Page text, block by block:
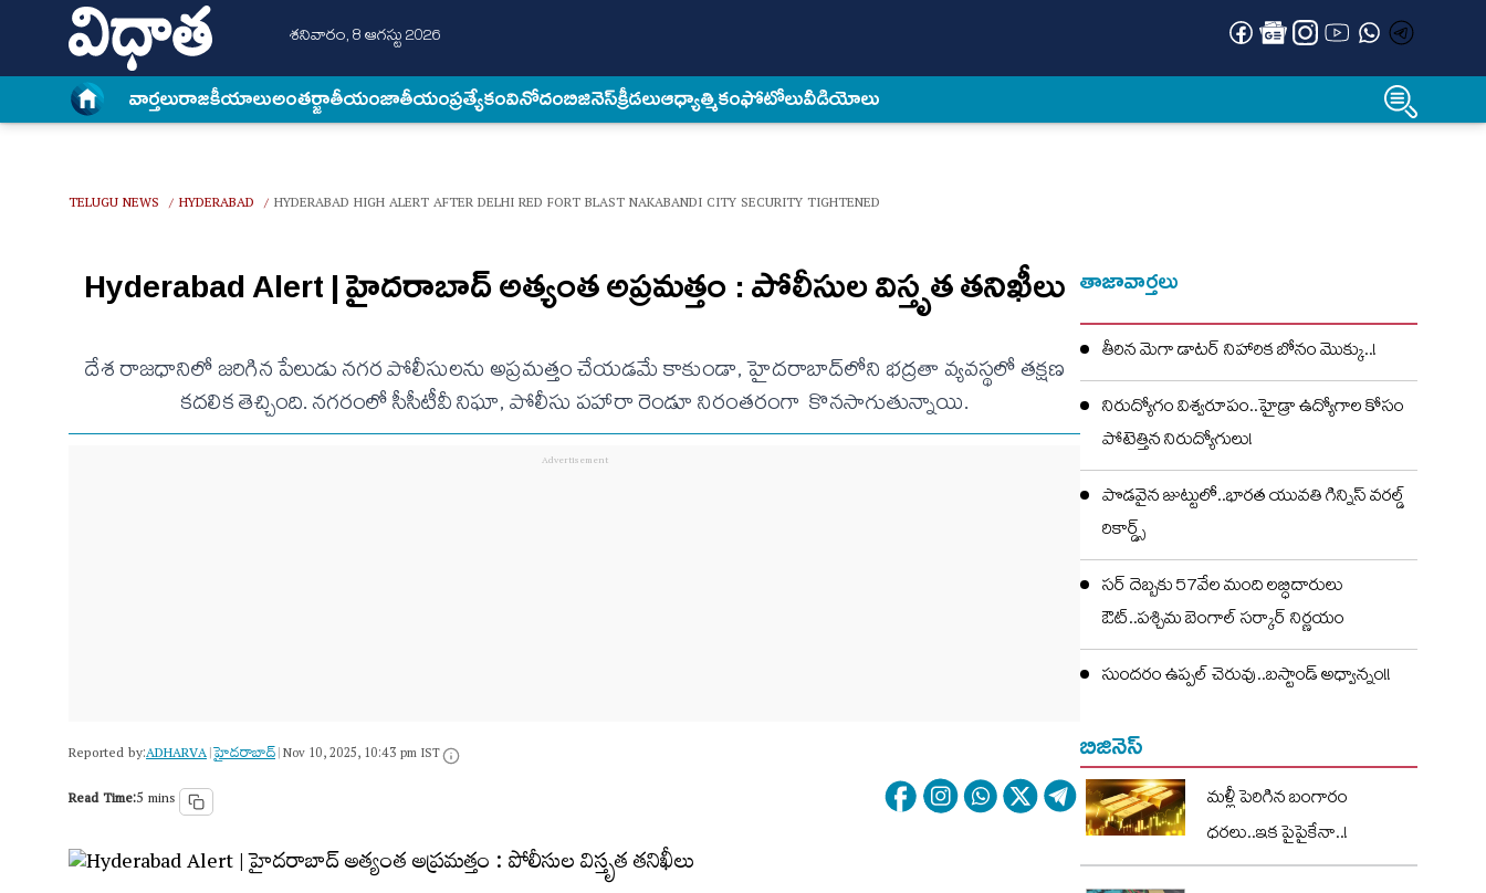
శనివారం, 8 ఆగస్టు 2026
వార్త‌లురాజకీయాలుఅంత‌ర్జాతీయంజాతీయంప్రత్యేకంవినోదంబిజినెస్క్రీడలుఆధ్యాత్మికంఫోటోలువీడియోలు
TELUGU NEWS / HYDERABAD / HYDERABAD HIGH ALERT AFTER DELHI RED FORT BLAST NAKABANDI CITY SECURITY TIGHTENED
Hyderabad Alert | హైదరాబాద్​ అత్యంత అప్రమత్తం : పోలీసుల విస్తృత తనిఖీలు
దేశ రాజధానిలో జరిగిన పేలుడు నగర పోలీసులను అప్రమత్తం చేయడమే కాకుండా, హైదరాబాద్‌లోని భద్రతా వ్యవస్థలో తక్షణ
కదలిక తెచ్చింది. నగరంలో సీసీటీవీ నిఘా, పోలీసు పహారా రెండూ నిరంతరంగా కొనసాగుతున్నాయి.
Reported by:ADHARVA|హైదరాబాద్​|Nov 10, 2025, 10:43 pm IST
Read Time:5 mins
తాజావార్తలు
తీరిన మెగా డాటర్ నిహారిక బోనం మొక్కు..!
నిరుద్యోగం విశ్వరూపం..హైడ్రా ఉద్యోగాల కోసం
పోటెత్తిన నిరుద్యోగులు!
పొడవైన జుట్టులో..భారత యువతి గిన్నిస్ వరల్డ్
రికార్డ్స్
సర్ దెబ్బకు 57వేల మంది లబ్ధిదారులు
ఔట్..పశ్చిమ బెంగాల్ సర్కార్ నిర్ణయం
సుందరం ఉప్పల్ చెరువు..బస్టాండ్ అధ్వాన్నం!!
బిజినెస్
మళ్లీ పెరిగిన బంగారం
ధరలు..ఇక పైపైకేనా..!